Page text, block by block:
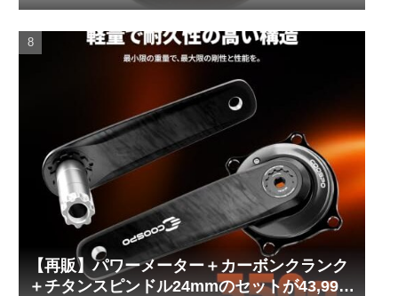
【再販】パワーメーター＋カーボンクランク
＋チタンスピンドル24mmのセットが43,999